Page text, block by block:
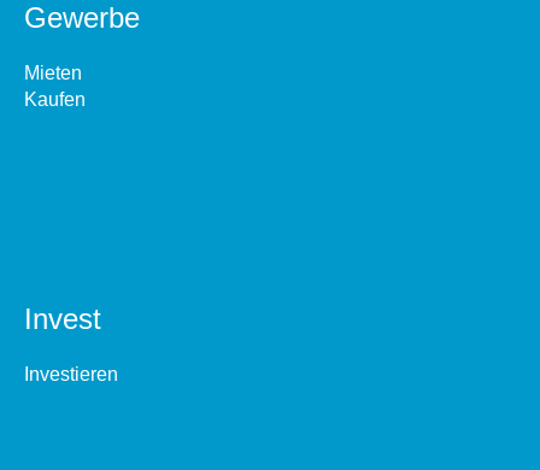
Gewerbe
Mieten
Kaufen
Invest
Investieren